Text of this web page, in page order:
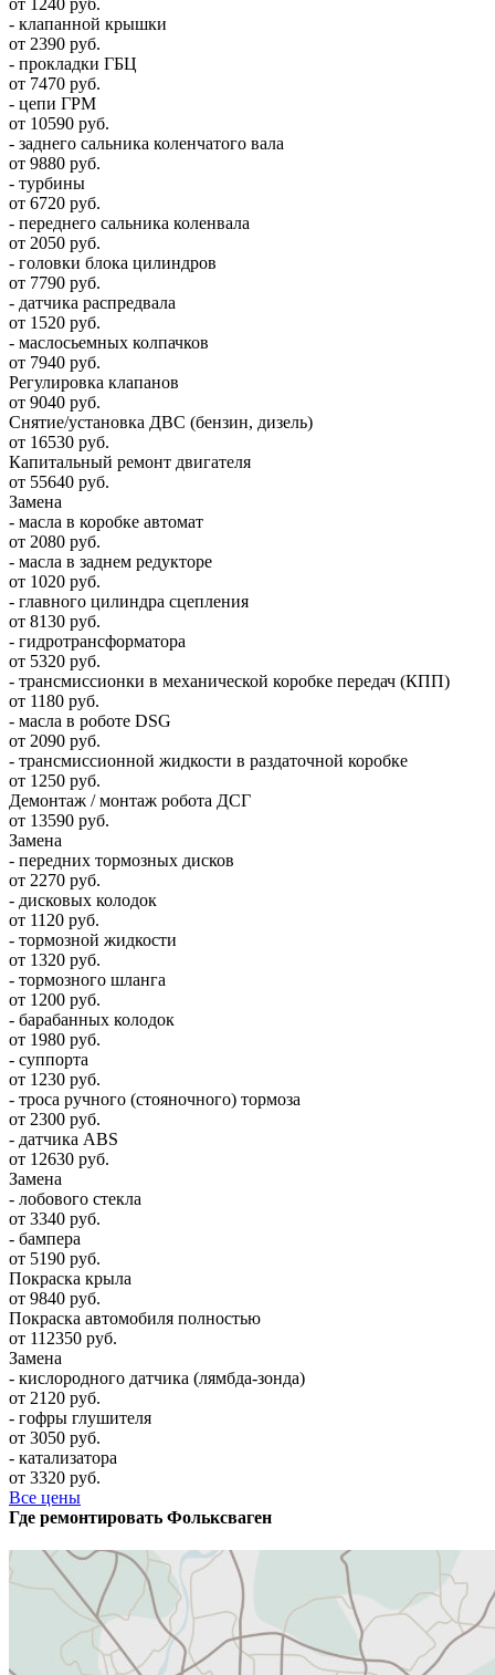
- клапанной крышки
от 2390 руб.
- прокладки ГБЦ
от 7470 руб.
- цепи ГРМ
от 10590 руб.
- заднего сальника коленчатого вала
от 9880 руб.
- турбины
от 6720 руб.
- переднего сальника коленвала
от 2050 руб.
- головки блока цилиндров
от 7790 руб.
- датчика распредвала
от 1520 руб.
- маслосьемных колпачков
от 7940 руб.
Регулировка клапанов
от 9040 руб.
Снятие/установка ДВС (бензин, дизель)
от 16530 руб.
Капитальный ремонт двигателя
от 55640 руб.
Замена
- масла в коробке автомат
от 2080 руб.
- масла в заднем редукторе
от 1020 руб.
- главного цилиндра сцепления
от 8130 руб.
- гидротрансформатора
от 5320 руб.
- трансмиссионки в механической коробке передач (КПП)
от 1180 руб.
- масла в роботе DSG
от 2090 руб.
- трансмиссионной жидкости в раздаточной коробке
от 1250 руб.
Демонтаж / монтаж робота ДСГ
от 13590 руб.
Замена
- передних тормозных дисков
от 2270 руб.
- дисковых колодок
от 1120 руб.
- тормозной жидкости
от 1320 руб.
- тормозного шланга
от 1200 руб.
- барабанных колодок
от 1980 руб.
- суппорта
от 1230 руб.
- троса ручного (стояночного) тормоза
от 2300 руб.
- датчика ABS
от 12630 руб.
Замена
- лобового стекла
от 3340 руб.
- бампера
от 5190 руб.
Покраска крыла
от 9840 руб.
Покраска автомобиля полностью
от 112350 руб.
Замена
- кислородного датчика (лямбда-зонда)
от 2120 руб.
- гофры глушителя
от 3050 руб.
- катализатора
от 3320 руб.
Все цены
Где ремонтировать Фолькcваген